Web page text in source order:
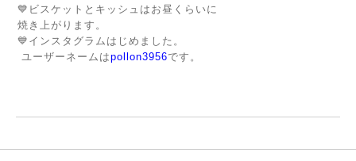
💙ビスケットとキッシュはお昼くらいに
焼き上がります。
💙インスタグラムはじめました。
ユーザーネームはpollon3956です。